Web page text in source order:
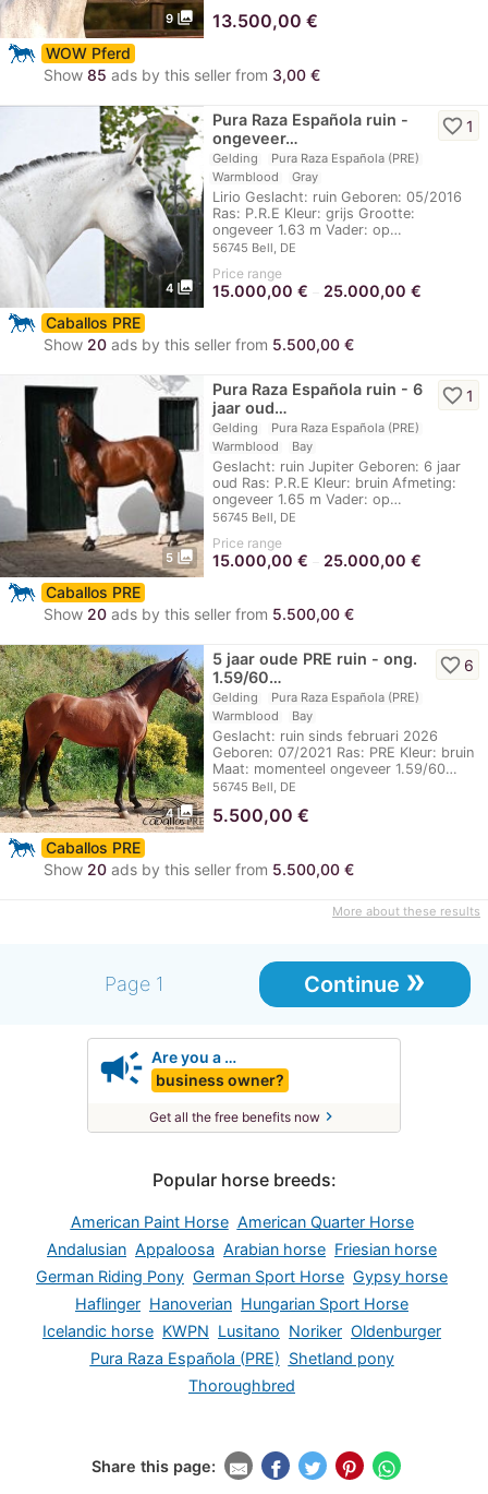
9 photo_library 13.500,00 €
WOW Pferd
Show 85 ads by this seller from 3,00 €
4 photo_library
Pura Raza Española ruin -
ongeveer…
Gelding
Pura Raza Española (PRE)
Warmblood
Gray
Lirio Geslacht: ruin Geboren: 05/2016
Ras: P.R.E Kleur: grijs Grootte:
ongeveer 1.63 m Vader: op…
56745 Bell, DE
favorite_border1
Price range
15.000,00 € 25.000,00 €
Caballos PRE
Show 20 ads by this seller from 5.500,00 €
5 photo_library
Pura Raza Española ruin - 6
jaar oud…
Gelding
Pura Raza Española (PRE)
Warmblood
Bay
Geslacht: ruin Jupiter Geboren: 6 jaar
oud Ras: P.R.E Kleur: bruin Afmeting:
ongeveer 1.65 m Vader: op…
56745 Bell, DE
favorite_border1
Price range
15.000,00 € 25.000,00 €
Caballos PRE
Show 20 ads by this seller from 5.500,00 €
4 photo_library
5 jaar oude PRE ruin - ong.
1.59/60…
Gelding
Pura Raza Española (PRE)
Warmblood
Bay
Geslacht: ruin sinds februari 2026
Geboren: 07/2021 Ras: PRE Kleur: bruin
Maat: momenteel ongeveer 1.59/60…
56745 Bell, DE
favorite_border 6
5.500,00 €
Caballos PRE
Show 20 ads by this seller from 5.500,00 €
More about these results
Page 1 Continue »
campaign Are you a …
business owner?
Get all the free benefits now chevron_right
Popular horse breeds:
American Paint Horse American Quarter Horse
Andalusian Appaloosa Arabian horse Friesian horse
German Riding Pony German Sport Horse Gypsy horse
Haflinger Hanoverian Hungarian Sport Horse
Icelandic horse KWPN Lusitano Noriker Oldenburger
Pura Raza Española (PRE) Shetland pony
Thoroughbred
Share this page: